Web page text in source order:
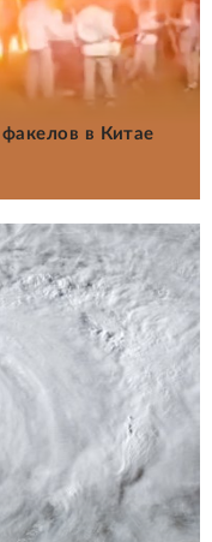
в Китае